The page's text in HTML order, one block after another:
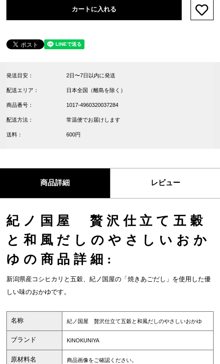
カートに入れる
発送目安： 2日〜7日以内に発送
配送エリア： 日本全国（離島を除く）
商品番号： 1017-4960320037284
配送方法： 常温便でお届けします
送料： 600円
商品詳細 レビュー
紀ノ国屋 贅沢仕立て五穀
と和風だしのやさしいおか
ゆの商品詳細:
新潟県産コシヒカリと五穀、紀ノ国屋の「焼きあごだし」を使用した優
しい味のおかゆです。
名称 紀ノ国屋 贅沢仕立て五穀と和風だしのやさしいおかゆ
ブランド KINOKUNIYA
原材料名
商品画像をご確認ください。